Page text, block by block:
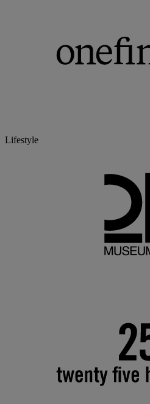
Lifestyle